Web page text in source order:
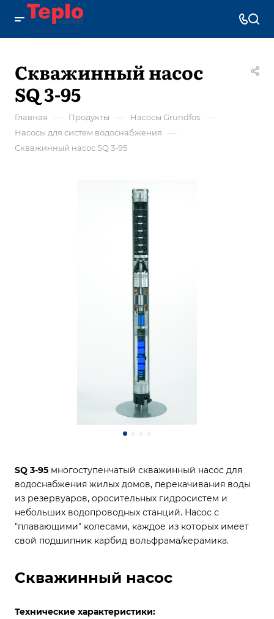
Скважинный насос
SQ 3-95
Главная — Продукты — Насосы Grundfos —
Насосы для систем водоснабжения —
Скважинный насос SQ 3-95
SQ 3-95 многоступенчатый скважинный насос для
водоснабжения жилых домов, перекачивания воды
из резервуаров, оросительных гидросистем и
небольших водопроводных станций. Насос с
"плавающими" колесами, каждое из которых имеет
свой подшипник карбид вольфрама/керамика.
Скважинный насос
Технические характеристики: